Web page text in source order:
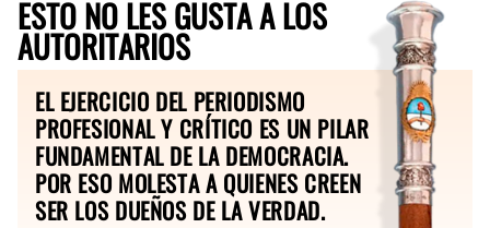
ESTO NO LES GUSTA A LOS
AUTORITARIOS
EL EJERCICIO DEL PERIODISMO
PROFESIONAL Y CRÍTICO ES UN PILAR
FUNDAMENTAL DE LA DEMOCRACIA.
POR ESO MOLESTA A QUIENES CREEN
SER LOS DUEÑOS DE LA VERDAD.